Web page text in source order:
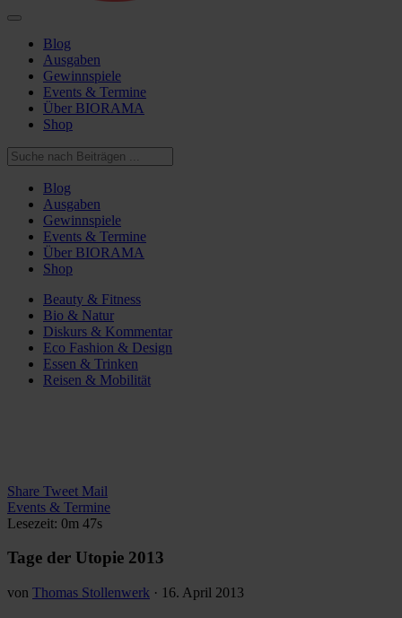
Blog
Ausgaben
Gewinnspiele
Events & Termine
Über BIORAMA
Shop
Blog
Ausgaben
Gewinnspiele
Events & Termine
Über BIORAMA
Shop
Beauty & Fitness
Bio & Natur
Diskurs & Kommentar
Eco Fashion & Design
Essen & Trinken
Reisen & Mobilität
Share Tweet Mail
Events & Termine
Lesezeit: 0m 47s
Tage der Utopie 2013
von Thomas Stollenwerk · 16. April 2013